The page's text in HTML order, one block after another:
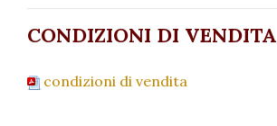
CONDIZIONI DI VENDITA
condizioni di vendita